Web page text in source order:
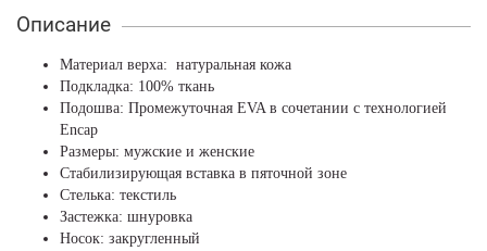
Описание
Материал верха: натуральная кожа
Подкладка: 100% ткань
Подошва: Промежуточная EVA в сочетании с технологией
Encap
Размеры: мужские и женские
Стабилизирующая вставка в пяточной зоне
Стелька: текстиль
Застежка: шнуровка
Носок: закругленный